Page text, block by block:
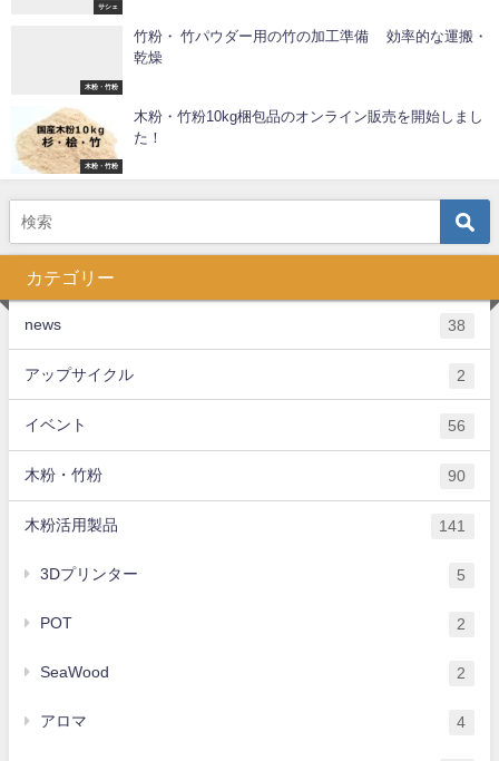
サシェ
木粉・竹粉
竹粉・ 竹パウダー用の竹の加工準備 効率的な運搬・
乾燥
木粉・竹粉
木粉・竹粉10kg梱包品のオンライン販売を開始しまし
た！
カテゴリー
news 38
アップサイクル 2
イベント 56
木粉・竹粉 90
木粉活用製品 141
3Dプリンター 5
POT 2
SeaWood 2
アロマ 4